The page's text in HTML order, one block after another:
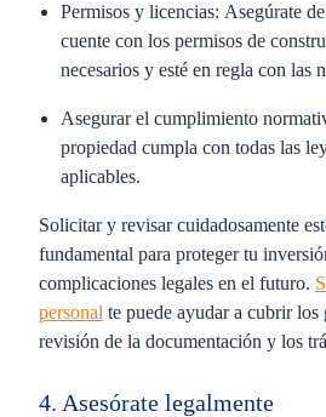
Permisos y licencias: Asegúrate
cuente con los permisos de
necesarios y esté en regla con las
Asegurar el cumplimiento
propiedad cumpla con todas las
aplicables.
Solicitar y revisar cuidadosamente
fundamental para proteger tu
complicaciones legales en el futuro.
personal te puede ayudar a cubrir los
revisión de la documentación y los
4. Asesórate legalmente